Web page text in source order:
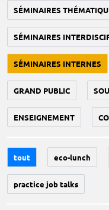
SÉMINAIRES
SÉMINAIRES
SÉMINAIRES INTERNES
GRAND PUBLIC
ENSEIGNEMENT
tout eco-lunch
practice job talks